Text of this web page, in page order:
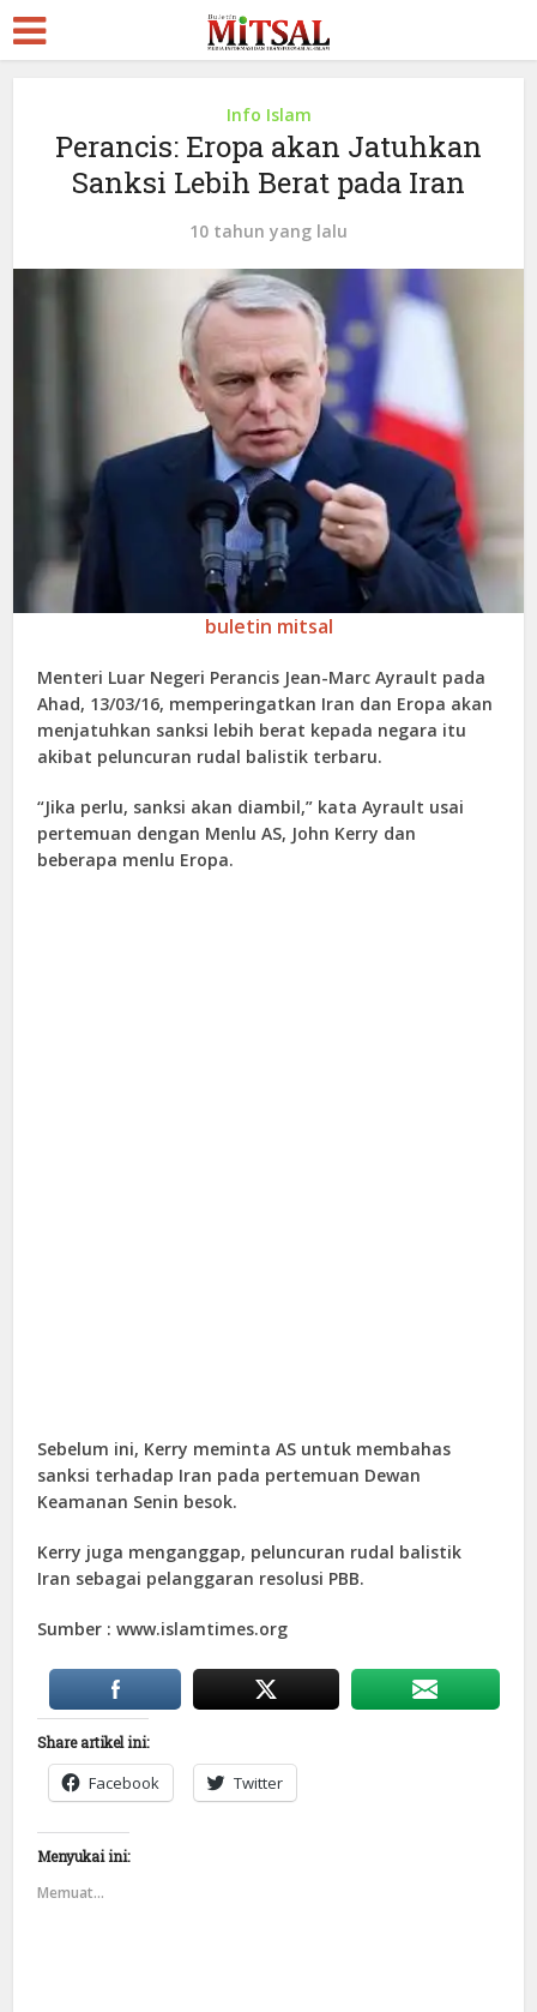
Info Islam
Perancis: Eropa akan Jatuhkan
Sanksi Lebih Berat pada Iran
10 tahun yang lalu
buletin mitsal
Menteri Luar Negeri Perancis Jean-Marc Ayrault pada
Ahad, 13/03/16, memperingatkan Iran dan Eropa akan
menjatuhkan sanksi lebih berat kepada negara itu
akibat peluncuran rudal balistik terbaru.
“Jika perlu, sanksi akan diambil,” kata Ayrault usai
pertemuan dengan Menlu AS, John Kerry dan
beberapa menlu Eropa.
Sebelum ini, Kerry meminta AS untuk membahas
sanksi terhadap Iran pada pertemuan Dewan
Keamanan Senin besok.
Kerry juga menganggap, peluncuran rudal balistik
Iran sebagai pelanggaran resolusi PBB.
Sumber : www.islamtimes.org
Share artikel ini:
Facebook Twitter
Menyukai ini:
Memuat...